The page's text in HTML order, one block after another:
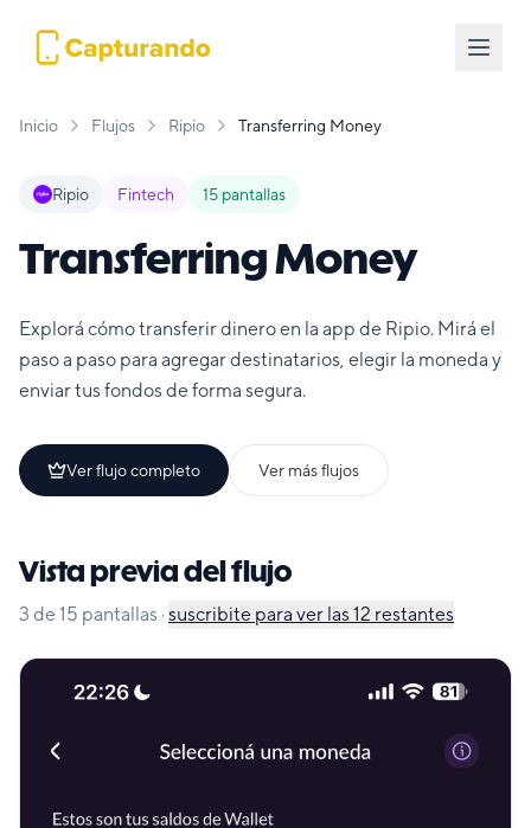
Inicio Flujos Ripio Transferring Money
Ripio Fintech 15 pantallas
Transferring Money
Explorá cómo transferir dinero en la app de Ripio. Mirá el
paso a paso para agregar destinatarios, elegir la moneda y
enviar tus fondos de forma segura.
Ver flujo completo Ver más flujos
Vista previa del flujo
3 de 15 pantallas ·suscribite para ver las 12 restantes